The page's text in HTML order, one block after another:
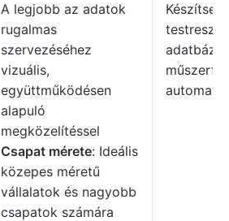
A legjobb az adatok
rugalmas
szervezéséhez
vizuális,
együttműködésen
alapuló
megközelítéssel
Csapat mérete: Ideális
közepes méretű
vállalatok és nagyobb
csapatok számára
Készítsen